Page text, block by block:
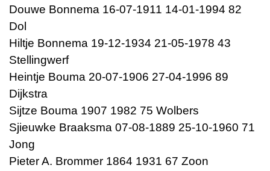
Douwe Bonnema 16-07-1911 14-01-1994 82
Dol
Hiltje Bonnema 19-12-1934 21-05-1978 43
Stellingwerf
Heintje Bouma 20-07-1906 27-04-1996 89
Dijkstra
Sijtze Bouma 1907 1982 75 Wolbers
Sjieuwke Braaksma 07-08-1889 25-10-1960 71
Jong
Pieter A. Brommer 1864 1931 67 Zoon